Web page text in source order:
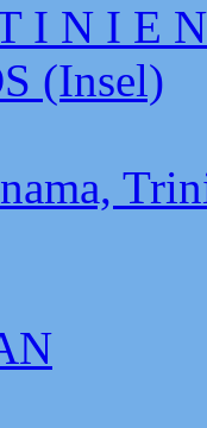
I N I E N
(Insel)